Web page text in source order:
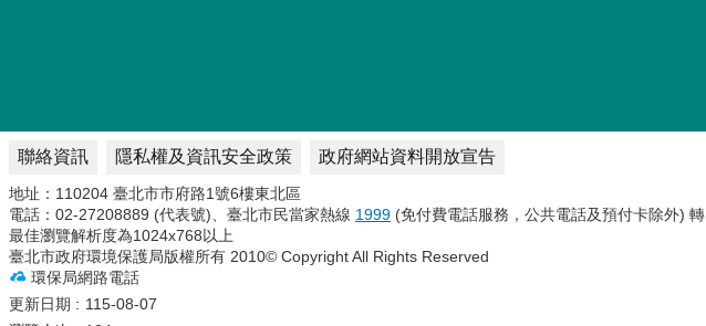
聯絡資訊 隱私權及資訊安全政策 政府網站資料開放宣告
地址：110204 臺北市市府路1號6樓東北區
電話：02-27208889 (代表號)、臺北市民當家熱線 1999 (免付費電話服務，公共電話及預付卡除外) 轉
最佳瀏覽解析度為1024x768以上
臺北市政府環境保護局版權所有 2010© Copyright All Rights Reserved
環保局網路電話
更新日期
115-08-07